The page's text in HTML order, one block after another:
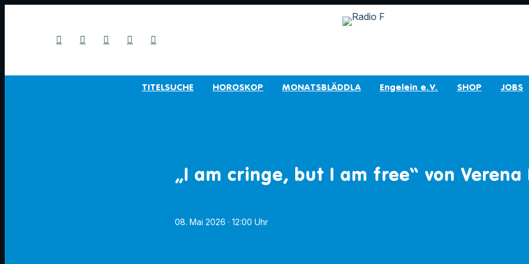
TITELSUCHE HOROSKOP MONATSBLÄDDLA Engelein e.V. SHOP JOBS
„I am cringe, but I am free“ von Verena
08. Mai 2026 · 12:00 Uhr